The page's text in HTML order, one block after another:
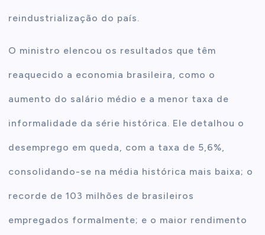
reindustrialização do país.
O ministro elencou os resultados que têm
reaquecido a economia brasileira, como o
aumento do salário médio e a menor taxa de
informalidade da série histórica. Ele detalhou o
desemprego em queda, com a taxa de 5,6%,
consolidando-se na média histórica mais baixa; o
recorde de 103 milhões de brasileiros
empregados formalmente; e o maior rendimento